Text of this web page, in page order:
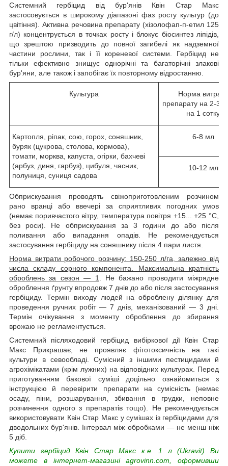
Системний гербіцид від бур'янів Квін Стар Макс
застосовується в широкому діапазоні фаз росту культур (до
цвітіння). Активна речовина препарату (хізолофап-п-етил 125
г/л) концентрується в точках росту і блокує біосинтез ліпідів,
що зрештою призводить до повної загибелі як надземної
частини рослини, так і її кореневої системи. Гербіцид не
тільки ефективно знищує однорічні та багаторічні злакові
бур'яни, але також і запобігає їх повторному відростанню.
Культура
Норма витрати
препарату на 2-3 л
на 1 сотку
Картопля, ріпак, сою, горох, соняшник,
буряк (цукрова, столова, кормова),
томати, морква, капуста, огірки, бахчеві
(арбуз, диня, гарбуз), цибуля, часник,
полуниця, суниця садова
6-8 мл
10-12 мл
Обприскування проводять свіжоприготовленим розчином
рано вранці або ввечері за сприятливих погодних умов
(немає поривчастого вітру, температура повітря +15... +25 °C,
без роси). Не обприскування за 3 години до або після
поливання або випадання опадів. Не рекомендується
застосування гербіциду на соняшнику після 4 пари листя.
Норма витрати робочого розчину: 150-250 л/га, залежно від
числа складу сорного компонента. Максимальна кратність
оброблень за сезон — 1
. Не бажано проводити міжрядне
оброблення ґрунту впродовж 7 днів до або після застосування
гербіциду. Термін виходу людей на оброблену ділянку для
проведення ручних робіт — 7 днів, механізований — 3 дні.
Термін очікування з моменту оброблення до збирання
врожаю не регламентується.
Системний післяходовий гербіцид вибіркової дії Квін Стар
Макс Прикрашає, не проявляє фітотоксичність на такі
культури в севообладі. Сумісний з іншими пестицидами й
агрохімікатами (крім лужних) на відповідних культурах. Перед
приготуванням бакової суміші доцільно ознайомиться з
інструкцією й перевірити препарати на сумісність (немає
осаду, піни, розшарування, збивання в грудки, неповне
розчинення одного з препаратів тощо). Не рекомендується
використовувати Квін Стар Макс у сумішах із гербіцидами для
дводольних бур'янів. Інтервал між обробками — не менш ніж
5 діб.
Купити гербіцид Квін Стар Макс к.е. 1 л (Ukravit) Ви
можете в інтернет-магазині agrovinn.com, оформивши